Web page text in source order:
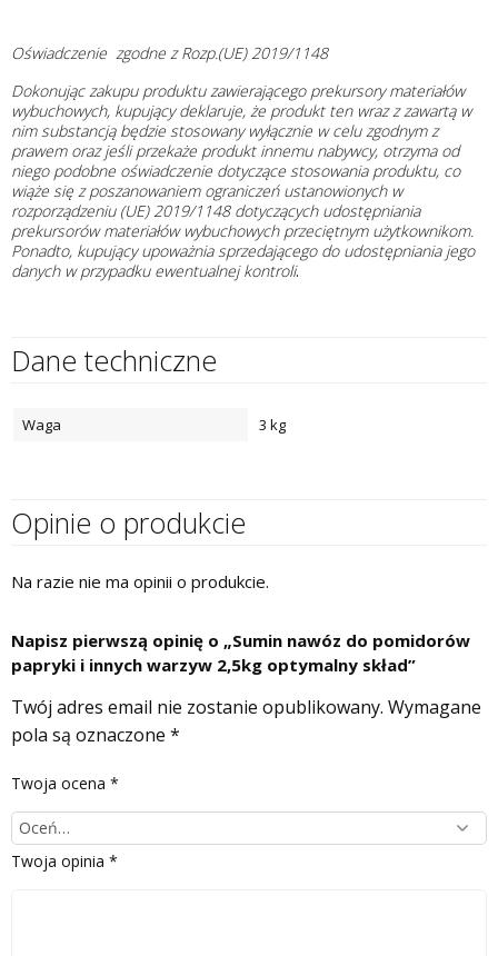
Oświadczenie zgodne z Rozp.(UE) 2019/1148
Dokonując zakupu produktu zawierającego prekursory materiałów
wybuchowych, kupujący deklaruje, że produkt ten wraz z zawartą w
nim substancją będzie stosowany wyłącznie w celu zgodnym z
prawem oraz jeśli przekaże produkt innemu nabywcy, otrzyma od
niego podobne oświadczenie dotyczące stosowania produktu, co
wiąże się z poszanowaniem ograniczeń ustanowionych w
rozporządzeniu (UE) 2019/1148 dotyczących udostępniania
prekursorów materiałów wybuchowych przeciętnym użytkownikom.
Ponadto, kupujący upoważnia sprzedającego do udostępniania jego
danych w przypadku ewentualnej kontroli.
Dane techniczne
Waga 3 kg
Opinie o produkcie
Na razie nie ma opinii o produkcie.
Napisz pierwszą opinię o „Sumin nawóz do pomidorów
papryki i innych warzyw 2,5kg optymalny skład”
Twój adres email nie zostanie opublikowany. Wymagane
pola są oznaczone *
Twoja ocena *
Twoja opinia *